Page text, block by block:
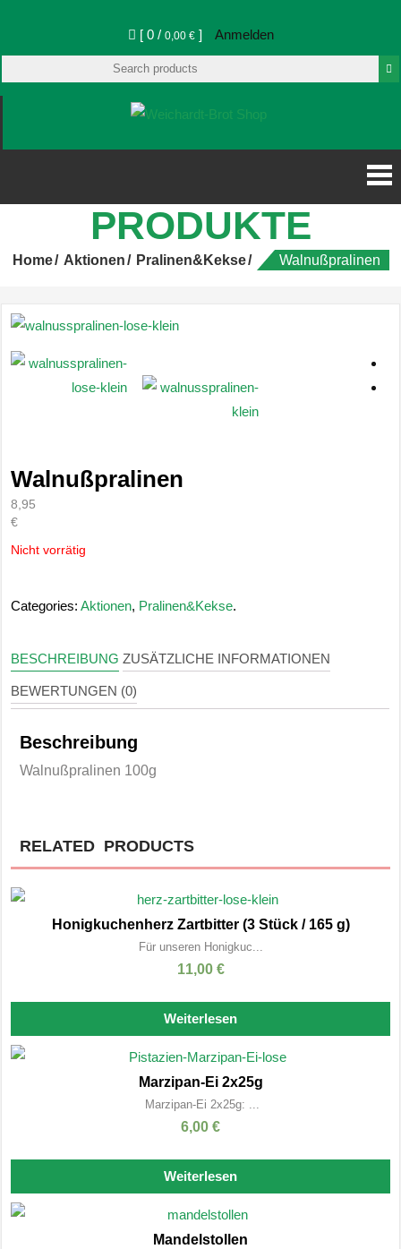
[ 0 / 0,00 €] Anmelden
Brot Shop
PRODUKTE
Home Aktionen Pralinen&Kekse Walnußpralinen
Walnußpralinen
8,95
€
Nicht vorrätig
Categories:Aktionen, Pralinen&Kekse.
BESCHREIBUNG ZUSÄTZLICHE INFORMATIONEN
BEWERTUNGEN (0)
Beschreibung
Walnußpralinen 100g
RELATED PRODUCTS
Honigkuchenherz Zartbitter (3 Stück / 165 g)
Für unseren Honigkuc...
11,00 €
Weiterlesen
Marzipan-Ei 2x25g
Marzipan-Ei 2x25g: ...
6,00 €
Weiterlesen
Mandelstollen